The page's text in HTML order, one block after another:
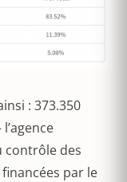
: 373.350
contrôle des
par le